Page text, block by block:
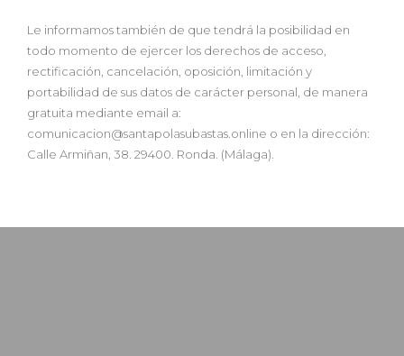
Le informamos también de que tendrá la posibilidad en
todo momento de ejercer los derechos de acceso,
rectificación, cancelación, oposición, limitación y
portabilidad de sus datos de carácter personal, de manera
gratuita mediante email a:
comunicacion@santapolasubastas.online o en la dirección:
Calle Armiñan, 38. 29400. Ronda. (Málaga).